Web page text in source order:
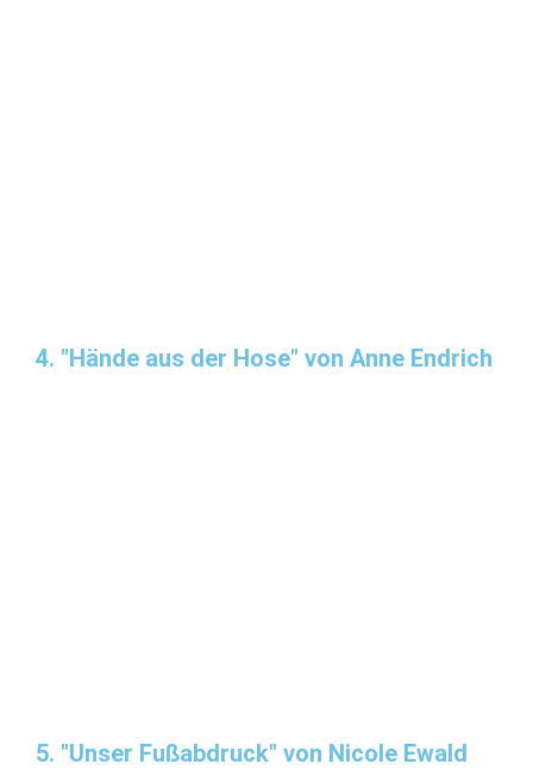
4. "Hände aus der Hose" von Anne Endrich
5. "Unser Fußabdruck" von Nicole Ewald